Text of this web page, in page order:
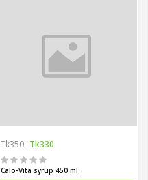
Tk350 Tk330
Calo-Vita syrup 450 ml